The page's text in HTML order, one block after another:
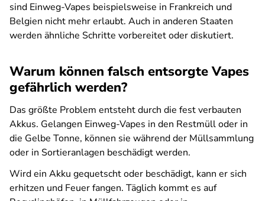
sind Einweg-Vapes beispielsweise in Frankreich und
Belgien nicht mehr erlaubt. Auch in anderen Staaten
werden ähnliche Schritte vorbereitet oder diskutiert.
Warum können falsch entsorgte Vapes
gefährlich werden?
Das größte Problem entsteht durch die fest verbauten
Akkus. Gelangen Einweg-Vapes in den Restmüll oder in
die Gelbe Tonne, können sie während der Müllsammlung
oder in Sortieranlagen beschädigt werden.
Wird ein Akku gequetscht oder beschädigt, kann er sich
erhitzen und Feuer fangen. Täglich kommt es auf